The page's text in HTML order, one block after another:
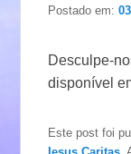
Postado em:
Desculpe-
disponível
Este post foi